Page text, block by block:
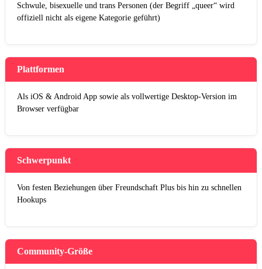
Schwule, bisexuelle und trans Personen (der Begriff „queer“ wird
offiziell nicht als eigene Kategorie geführt)
Plattformen
Als iOS & Android App sowie als vollwertige Desktop-Version im
Browser verfügbar
Schwerpunkt
Von festen Beziehungen über Freundschaft Plus bis hin zu schnellen
Hookups
Community-Größe